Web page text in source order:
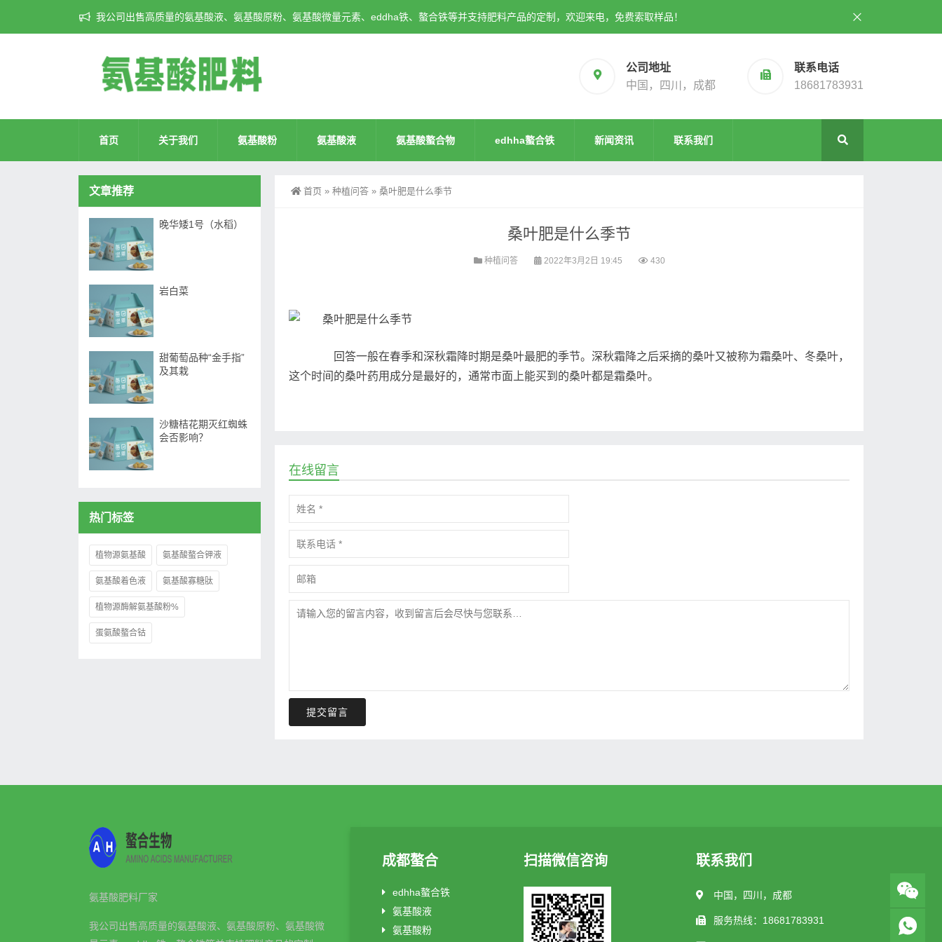
我公司出售高质量的氨基酸液、氨基酸原粉、氨基酸微量元素、eddha铁、螯合铁等并支持肥料产品的定制，欢迎来电，免费索取样品！
公司地址
中国，四川，成都
联系电话
18681783931
首页 关于我们 氨基酸粉 氨基酸液 氨基酸螯合物 edhha螯合铁 新闻资讯 联系我们
首页 » 种植问答 » 桑叶肥是什么季节
桑叶肥是什么季节
种植问答 2022年3月2日 19:45 430
回答一般在春季和深秋霜降时期是桑叶最肥的季节。深秋霜降之后采摘的桑叶又被称为霜桑叶、冬桑叶，
这个时间的桑叶药用成分是最好的，通常市面上能买到的桑叶都是霜桑叶。
在线留言
提交留言
文章推荐
晚华矮1号（水稻）
岩白菜
甜葡萄品种“金手指”
及其栽
沙糖桔花期灭红蜘蛛
会否影响？
热门标签
植物源氨基酸 氨基酸螯合钾液
氨基酸着色液 氨基酸寡糖肽
植物源酶解氨基酸粉%
蛋氨酸螯合钴
氨基酸肥料厂家
我公司出售高质量的氨基酸液、氨基酸原粉、氨基酸微
成都螯合
edhha螯合铁
氨基酸液
氨基酸粉
扫描微信咨询 联系我们
中国，四川，成都
服务热线：18681783931